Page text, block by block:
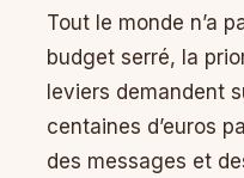
Tout le monde n’a
budget serré, la
leviers demandent
centaines d’euros
des messages et